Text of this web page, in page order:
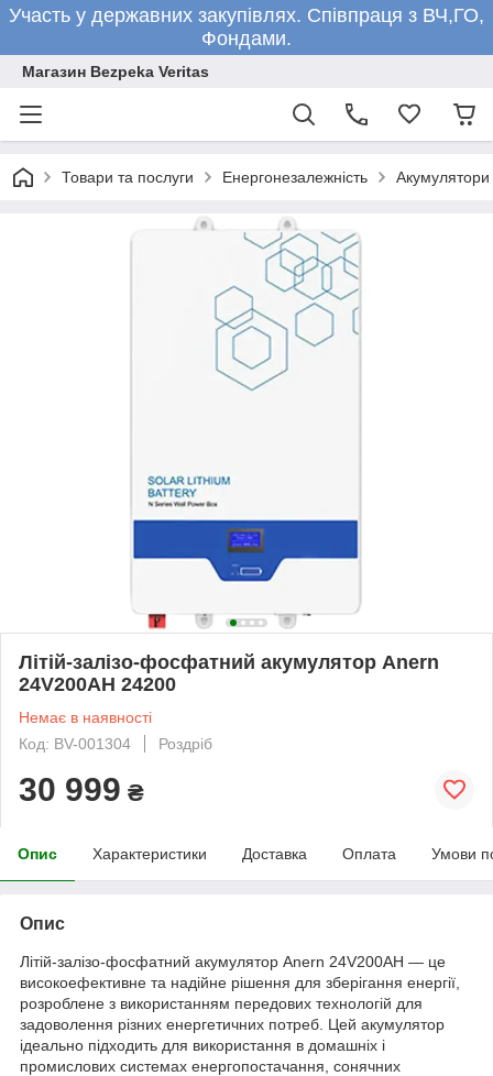
Участь у державних закупівлях. Співпраця з ВЧ,ГО,
Фондами.
Магазин Bezpeka Veritas
Товари та послуги Енергонезалежність Акумулятори
Літій-залізо-фосфатний акумулятор Anern
24V200AH 24200
Немає в наявності
Код: BV-001304
Роздріб
30 999 ₴
Опис Характеристики Доставка Оплата Умови
Опис
Літій-залізо-фосфатний акумулятор Anern 24V200AH — це
високоефективне та надійне рішення для зберігання енергії,
розроблене з використанням передових технологій для
задоволення різних енергетичних потреб. Цей акумулятор
ідеально підходить для використання в домашніх і
промислових системах енергопостачання, сонячних